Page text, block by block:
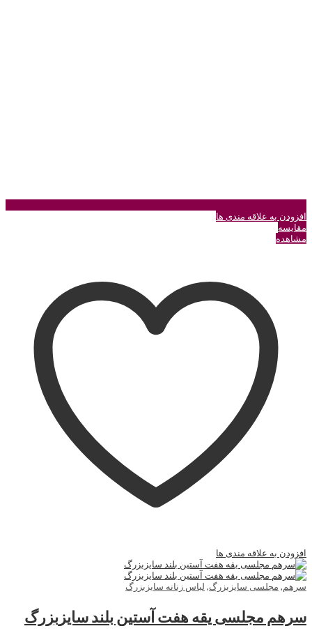
افزودن به علاقه مندی ها
مقایسه
مشاهده
افزودن به علاقه مندی ها
سرهم, مجلسی سایزبزرگ, لباس زنانه سایزبزرگ
سرهم مجلسی یقه هفت آستین بلند سایزبزرگ